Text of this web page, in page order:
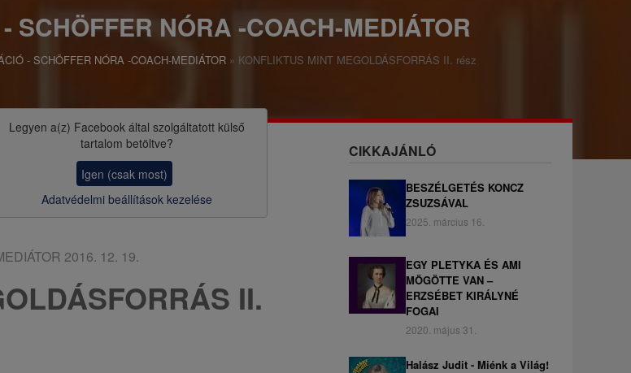
l
a
g
o
s
á
c
SCHÖFFER NÓRA -COACH-MEDIÁTOR
- SCHÖFFER NÓRA -COACH-MEDIÁTOR KONFLIKTUS MINT MEGOLDÁSFORRÁS II. rész
Legyen a(z) Facebook által szolgáltatott külső
tartalom betöltve?
Igen (csak most)
Adatvédelmi beállítások kezelése
2016. 12. 19.
II.
CIKKAJÁNLÓ
BESZÉLGETÉS KONCZ
ZSUZSÁVAL
2025. március 16.
EGY PLETYKA ÉS AMI
MÖGÖTTE VAN –
ERZSÉBET KIRÁLYNÉ
FOGAI
2020. május 31.
Halász Judit - Miénk a Világ!